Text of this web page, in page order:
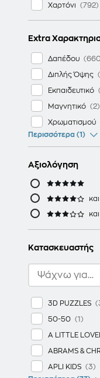
Χαρτόνι
Extra
Δαπέδου
Διπλής Όψης
Εκπαιδευτικό
Μαγνητικό
Χρωματισμού
Περισσότερα (1)
Αξιολόγηση
Κατασκευαστής
3D PUZZLES
50-50
A LITTLE
ABRAMS &
APLI KIDS